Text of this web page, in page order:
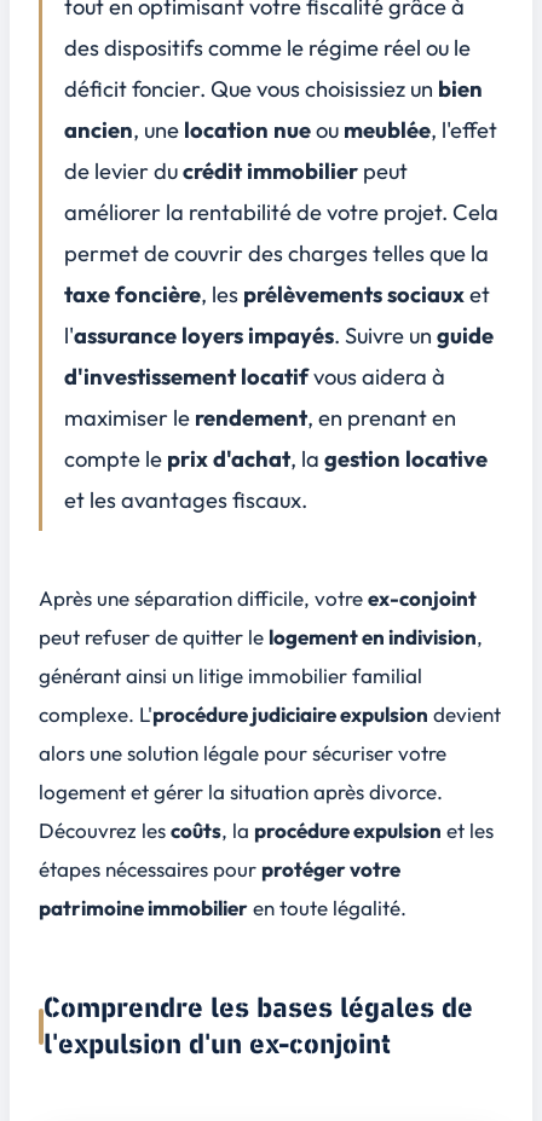
Les coûts indirects et conséquences financières
Impact sur la valeur de la propriété
Considérations sur le crédit immobilier et les dettes conjointes
Conclusion
FAQ
tout en optimisant votre fiscalité grâce à
des dispositifs comme le régime réel ou le
déficit foncier. Que vous choisissiez un bien
ancien, une location nueou meublée, l'effet
de levier ducrédit immobilierpeut
améliorer la rentabilitéde votre projet. Cela
permet de couvrir des charges telles que la
taxe foncière, les prélèvements sociauxet
l'assurance loyers impayés. Suivre un guide
d'investissement locatifvous aidera à
maximiser le rendement, en prenant en
compte le prix d'achat, la gestion locative
et lesavantages fiscaux.
Après une séparation difficile, votreex-conjoint
peut refuser de quitter le logement en indivision,
générant ainsi un litige immobilier familial
complexe. L'procédure judiciaire expulsion devient
alors une solution légale poursécuriser votre
logementet gérer la situation après divorce.
Découvrez lescoûts, la procédure expulsion et les
étapes nécessaires pour protéger votre
patrimoine immobilieren toute légalité.
Comprendre les bases légales de
l'expulsion d'un ex-conjoint